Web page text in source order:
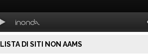
LISTA DI SITI NON AAMS